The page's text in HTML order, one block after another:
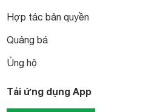
Hợp tác bản quyền
Quảng bá
Ủng hộ
Tải ứng dụng App